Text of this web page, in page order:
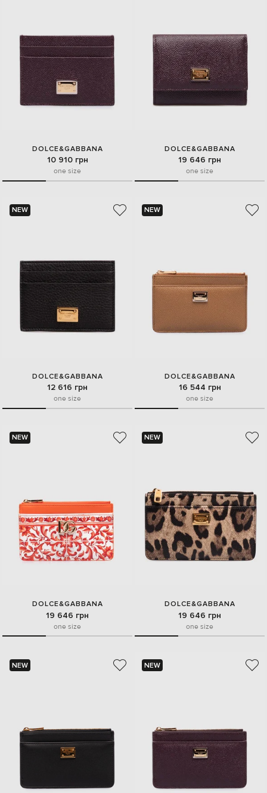
DOLCE&GABBANA
10 910 грн
one size
DOLCE&GABBANA
19 646 грн
one size
NEW
DOLCE&GABBANA
12 616 грн
one size
NEW
DOLCE&GABBANA
16 544 грн
one size
NEW
DOLCE&GABBANA
19 646 грн
one size
NEW
DOLCE&GABBANA
19 646 грн
one size
NEW NEW